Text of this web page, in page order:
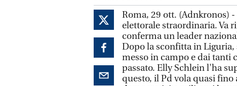
Roma, 29 ott. (Adnkronos)
elettorale straordinaria. Va
conferma un leader
Dopo la sconfitta in
messo in campo e dai tanti
passato. Elly Schlein l'ha
questo, il Pd vola quasi